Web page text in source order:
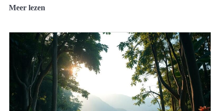
Meer lezen